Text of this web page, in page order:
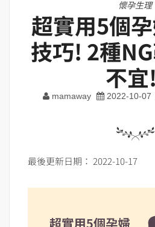
懷孕生理
超實用5個
技巧! 2種
不
mamaway 2022-10-07
最後更新日期： 2022-10-17